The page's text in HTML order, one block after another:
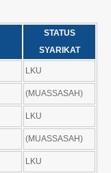
STATUS
SYARIKAT
LKU
(MUASSASAH)
LKU
(MUASSASAH)
LKU